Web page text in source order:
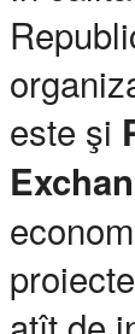
este şi